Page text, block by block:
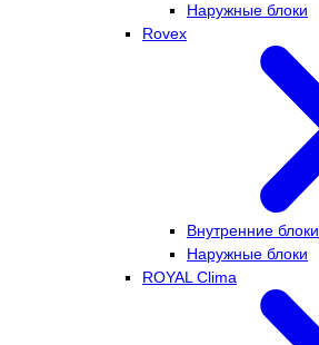
Наружные блоки
Rovex
Внутренние блоки
Наружные блоки
ROYAL Clima